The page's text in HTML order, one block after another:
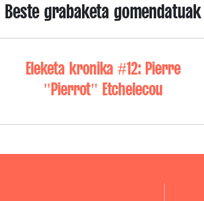
Beste grabaketa gomendatuak
Eleketa kronika #12: Pierre
"Pierrot" Etchelecou